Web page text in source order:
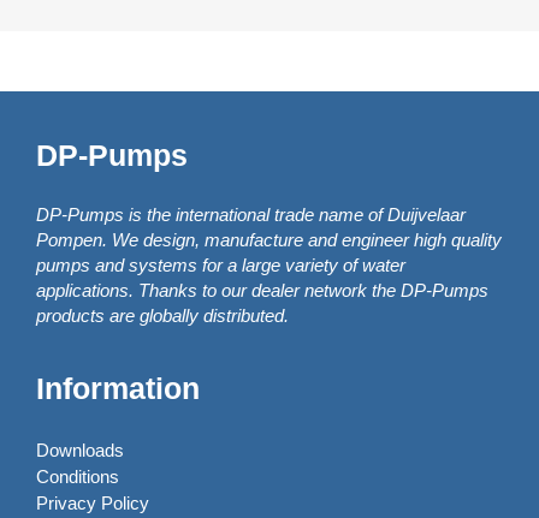
DP-Pumps
DP-Pumps is the international trade name of Duijvelaar
Pompen. We design, manufacture and engineer high quality
pumps and systems for a large variety of water
applications. Thanks to our dealer network the DP-Pumps
products are globally distributed.
Information
Downloads
Conditions
Privacy Policy